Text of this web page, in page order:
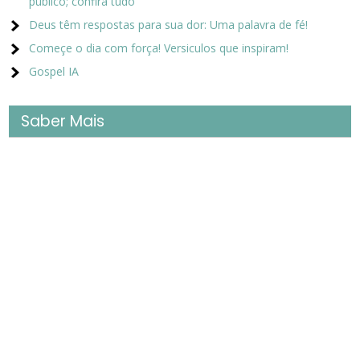
Deus têm respostas para sua dor: Uma palavra de fé!
Começe o dia com força! Versiculos que inspiram!
Gospel IA
Saber Mais